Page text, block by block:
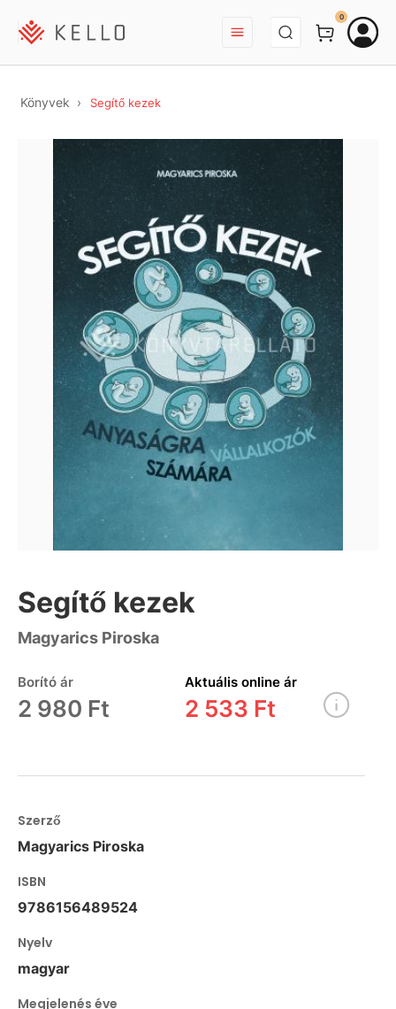
BEJELENTKEZÉS
0
Könyvek Segítő kezek
Segítő kezek
Magyarics Piroska
Borító ár
2 980 Ft
Aktuális online ár
2 533 Ft
Szerző
Magyarics Piroska
ISBN
9786156489524
Nyelv
magyar
Megjelenés éve